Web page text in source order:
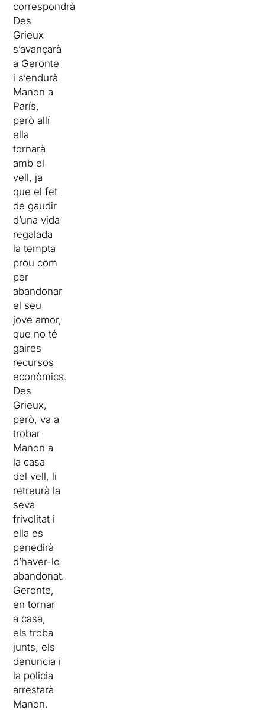
correspondrà.
Des
Grieux
s’avançarà
a Geronte
i s’endurà
Manon a
París,
però allí
ella
tornarà
amb el
vell, ja
que el fet
de gaudir
d’una vida
regalada
la tempta
prou com
per
abandonar
el seu
jove amor,
que no té
gaires
recursos
econòmics.
Des
Grieux,
però, va a
trobar
Manon a
la casa
del vell, li
retreurà la
seva
frivolitat i
ella es
penedirà
d’haver-lo
abandonat.
Geronte,
en tornar
a casa,
els troba
junts, els
denuncia i
la policia
arrestarà
Manon.